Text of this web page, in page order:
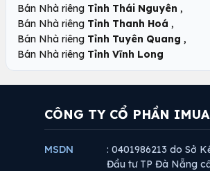
Bán Nhà riêng Tỉnh Thái Nguyên ,
Bán Nhà riêng Tỉnh Thanh Hoá ,
Bán Nhà riêng Tỉnh Tuyên Quang ,
Bán Nhà riêng Tỉnh Vĩnh Long
CÔNG TY CỔ PHẦN
MSDN
: 0401986213 do Sở
Đầu tư TP Đà Nẵng